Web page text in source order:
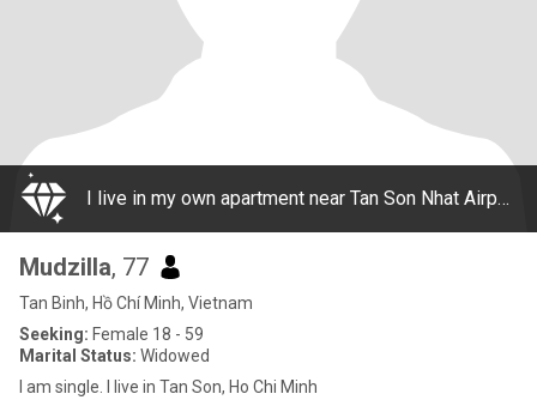
I live in my own apartment near Tan Son Nhat Airport in Ho Chi Minh
Mudzilla, 77
Tan Binh, Hồ Chí Minh, Vietnam
Seeking: Female 18 - 59
Marital Status: Widowed
I am single. I live in Tan Son, Ho Chi Minh